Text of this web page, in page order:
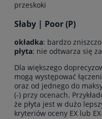
przeskoki
Słaby | Poor (P)
okładka: bardzo
płyta: nie odtwarza się
Dla większego
mogą występować
oraz od jednego do
(-) przy ocenach.
że płyta jest w dużo
kryteriów oceny EX lub